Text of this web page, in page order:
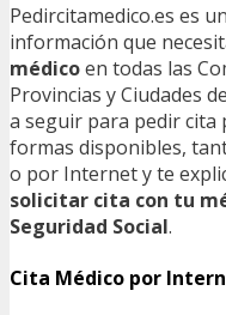
Pedircitamedico.es es
información que
médicoen todas las
Provincias y Ciudades
a seguir para pedir cita
formas disponibles,
o por Internet y te
solicitar cita con tu
Seguridad Social.
Cita Médico por